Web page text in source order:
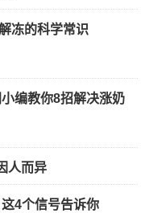
冻的科学常识
编教你8招解决涨奶
人而异
4个信号告诉你